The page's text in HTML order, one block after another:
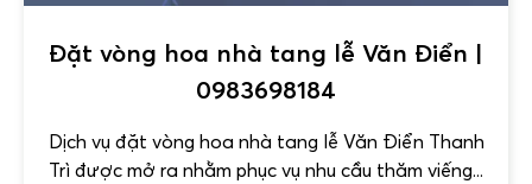
Đặt vòng hoa nhà tang lễ Văn Điển |
0983698184
Dịch vụ đặt vòng hoa nhà tang lễ Văn Điển Thanh
Trì được mở ra nhằm phục vụ nhu cầu thăm viếng...